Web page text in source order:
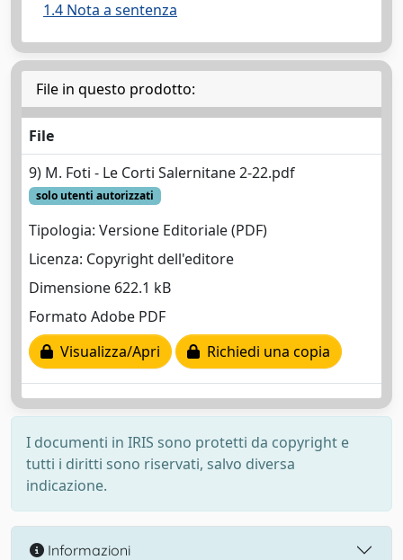
1.4 Nota a sentenza
File in questo prodotto:
File
9) M. Foti - Le Corti Salernitane 2-22.pdf
solo utenti autorizzati
Tipologia: Versione Editoriale (PDF)
Licenza: Copyright dell'editore
Dimensione 622.1 kB
Formato Adobe PDF
Visualizza/Apri
Richiedi una copia
I documenti in IRIS sono protetti da copyright e
tutti i diritti sono riservati, salvo diversa
indicazione.
Informazioni